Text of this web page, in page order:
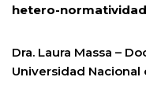
hetero-
Dra. Laura Massa –
Universidad Nacional